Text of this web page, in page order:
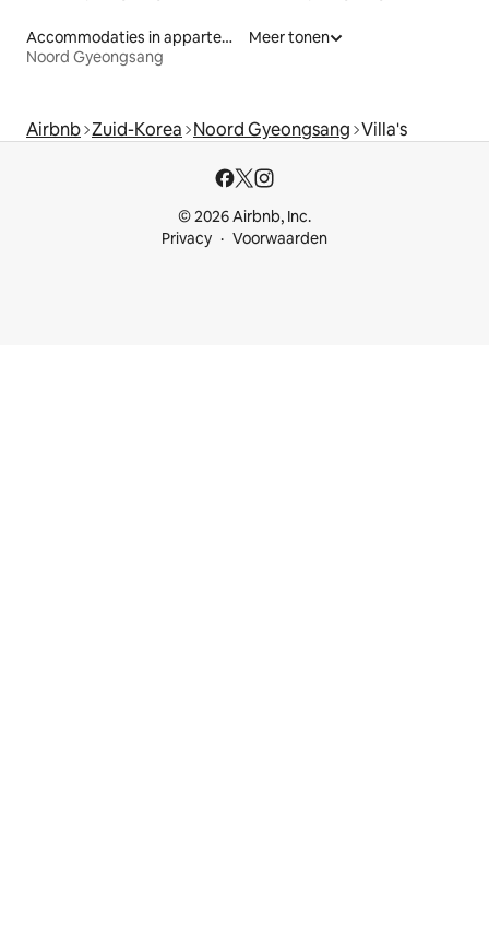
Accommodaties in appartementen met diensten
Noord Gyeongsang
Meer tonen
Airbnb Zuid-Korea Noord Gyeongsang Villa's
© 2026 Airbnb, Inc.
Privacy
Voorwaarden